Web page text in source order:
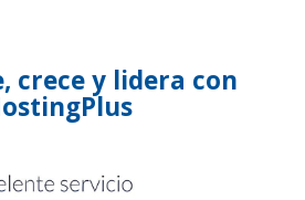
crece y lidera con